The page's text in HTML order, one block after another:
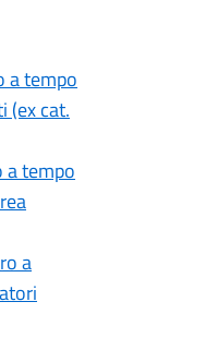
a tempo
(ex cat.
a tempo
a